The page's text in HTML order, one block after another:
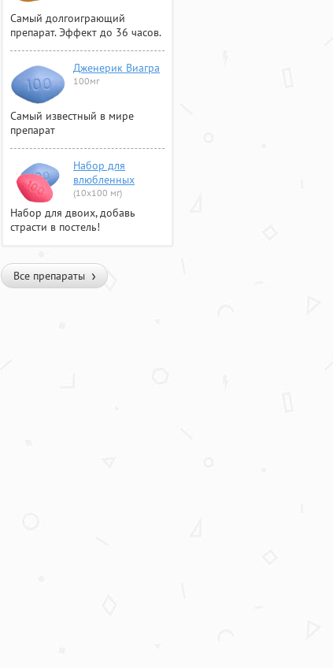
Самый долгоиграющий
препарат. Эффект до 36 часов.
Дженерик Виагра
100мг
Самый известный в мире
препарат
Набор для
влюбленных
(10х100 мг)
Набор для двоих, добавь
страсти в постель!
Все препараты